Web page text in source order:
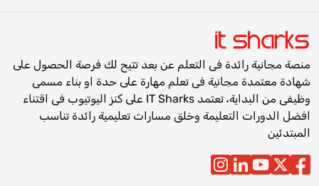
منصة مجانية رائدة فى التعلم عن بعد تتيح لك فرصة الحصول على
شهادة معتمدة مجانية فى تعلم مهارة على حدة او بناء مسمى
وظيفى من البداية، تعتمد IT Sharks على كنز اليوتيوب فى اقتناء
افضل الدورات التعليمة وخلق مسارات تعليمية رائدة تناسب
المبتدئين